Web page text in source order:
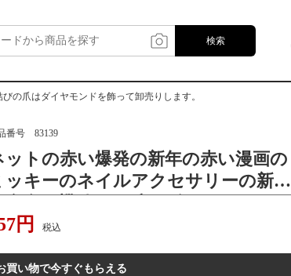
検索
の爪はダイヤモンドを飾って卸売りします。
番号 83139
ットの赤い爆発の新年の赤い漫画の
ッキーのネイルアクセサリーの新型
って卸売りします。
円 税込
買い物で今すぐもらえる